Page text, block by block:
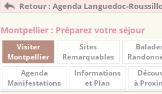
Retour : Agenda Languedoc-
Montpellier : Préparez votre séjour
Visiter
Montpellier
Sites
Remarquables
Agenda
Manifestations
Informations
et Plan
à